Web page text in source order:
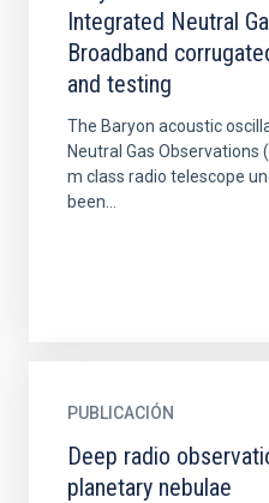
Integrated Neutral
Broadband
and testing
The Baryon acoustic
Neutral Gas Observations
m class radio telescope
been...
PUBLICACIÓN
Deep radio
planetary nebulae